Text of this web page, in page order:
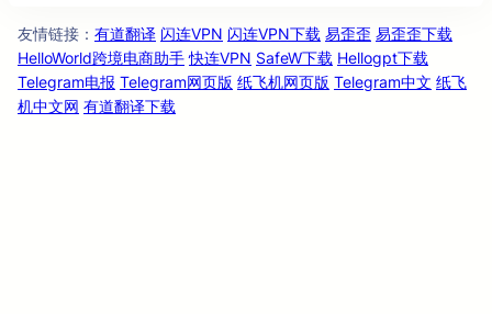
友情链接 ： 有道翻译 闪连VPN 闪连VPN下载 易歪歪 易歪歪下载
HelloWorld跨境电商助手 快连VPN SafeW下载 Hellogpt下载
Telegram电报 Telegram网页版 纸飞机网页版 Telegram中文 纸飞
机中文网 有道翻译下载